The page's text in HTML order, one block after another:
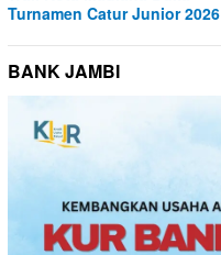
Turnamen Catur Junior 2026
BANK JAMBI